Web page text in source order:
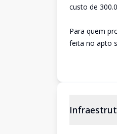
custo de
Para quem
feita no apto